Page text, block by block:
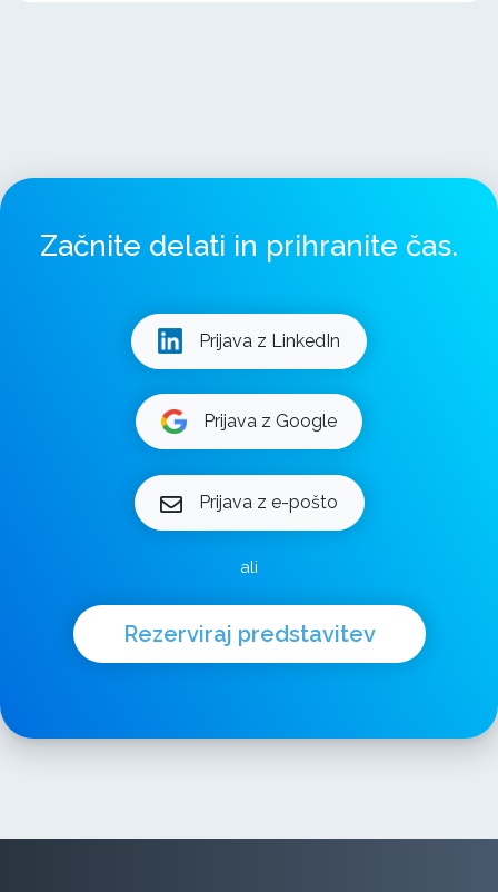
Začnite delati in prihranite čas.
Prijava z LinkedIn
Prijava z Google
Prijava z e-pošto
ali
Rezerviraj predstavitev